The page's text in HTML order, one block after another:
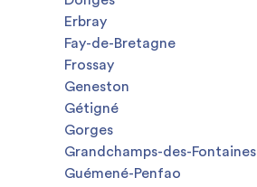
Erbray
Fay-de-Bretagne
Frossay
Geneston
Gétigné
Gorges
Grandchamps-des-Fontaines
Guémené-Penfao